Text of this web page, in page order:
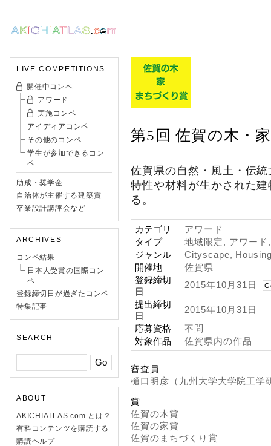
LIVE COMPETITIONS
開催中コンペ
アワード
実施コンペ
アイディアコンペ
その他のコンペ
学生が参加できるコン
ペ
助成・奨学金
自治体が主催する建築賞
卒業設計講評会など
ARCHIVES
コンペ結果
日本人受賞の国際コン
ペ
登録締切日が過ぎたコンペ
特集記事
SEARCH
ABOUT
AKICHIATLAS.com とは？
有料コンテンツを購読する
購読ヘルプ
第5回 佐賀の木・
佐賀県の自然・風土・伝
特性や材料が生かされた
る。
カテゴリ
アワード
タイプ
地域限定, アワー
ジャンル
Cityscape,
開催地
佐賀県
登録締切
日
2015年10月31日
提出締切
日
2015年10月31日
応募資格
不問
対象作品
佐賀県内の作品
審査員
樋口明彦（九州大学大学院工学
賞
佐賀の木賞
佐賀の家賞
佐賀のまちづくり賞